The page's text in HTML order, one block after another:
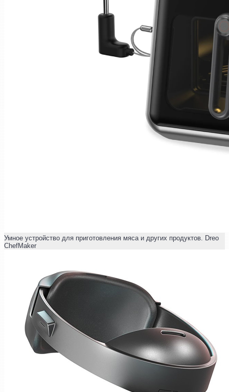
Умное устройство для приготовления мяса и других продуктов. Dreo
ChefMaker